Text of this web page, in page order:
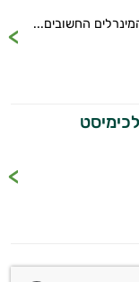
החשובים...